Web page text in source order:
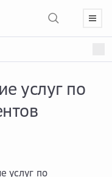
услуг по
услуг по